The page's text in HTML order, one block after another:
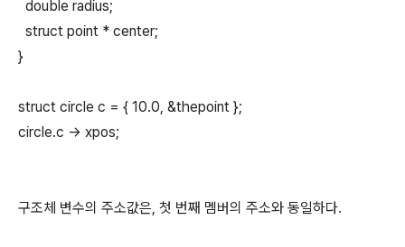
double radius;
struct point * center;
}
struct circle c = { 10.0, &thepoint };
circle.c -> xpos;
구조체 변수의 주소값은, 첫 번째 멤버의 주소와 동일하다.